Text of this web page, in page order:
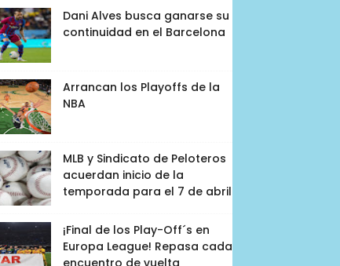
Dani Alves busca ganarse su
continuidad en el Barcelona
Arrancan los Playoffs de la
NBA
MLB y Sindicato de Peloteros
acuerdan inicio de la
temporada para el 7 de abril
¡Final de los Play-Off´s en
Europa League! Repasa cada
encuentro de vuelta